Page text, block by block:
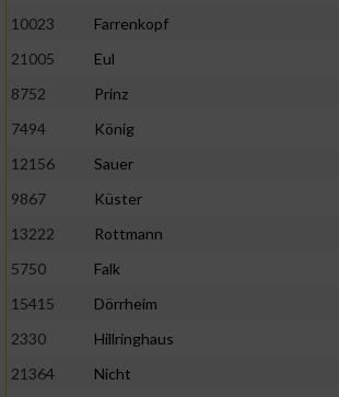
10023
Farrenkopf
21005
Eul
8752
Prinz
7494
König
12156
Sauer
9867
Küster
13222
Rottmann
5750
Falk
15415
Dörrheim
2330
Hillringhaus
21364
Nicht